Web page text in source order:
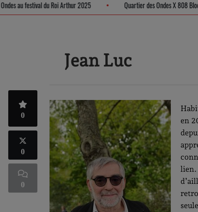
Ondes au festival du Roi Arthur 2025 Quartier des Ondes X
Jean Luc
0
0
0
en
lien.